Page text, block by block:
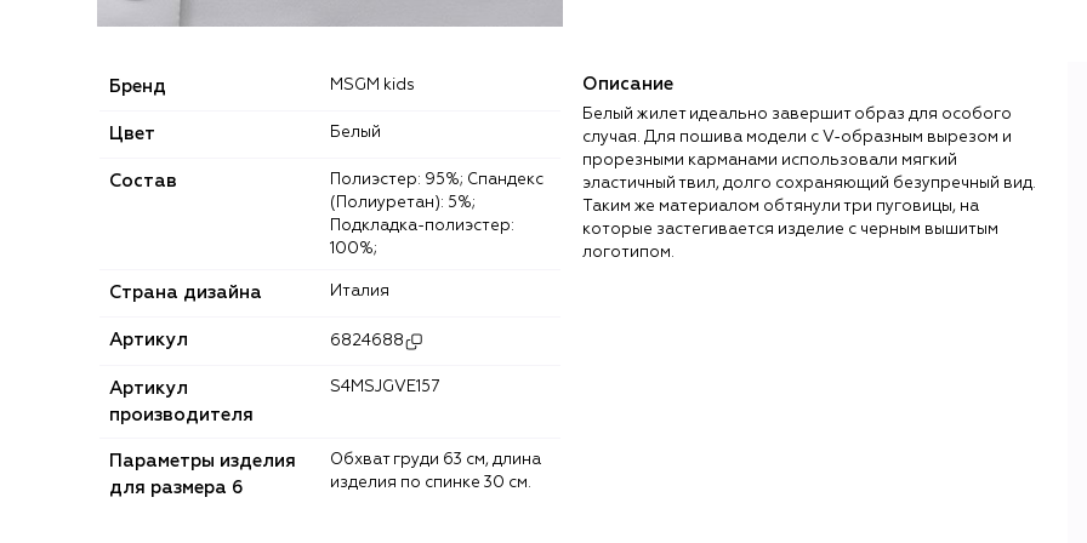
Бренд MSGM kids
Цвет Белый
Состав
(Полиуретан): 5%;
Подкладка-полиэстер:
100%;
Страна дизайна Италия
Артикул 6824688
Артикул
производителя
S4MSJGVE157
Параметры изделия
для размера 6
Обхват груди 63 см, длина
изделия по спинке 30 см.
Описание
Белый жилет идеально завершит образ для особого
случая. Для пошива модели с V-образным вырезом и
прорезными карманами использовали мягкий
эластичный твил, долго сохраняющий безупречный вид.
Таким же материалом обтянули три пуговицы, на
которые застегивается изделие с черным вышитым
логотипом.